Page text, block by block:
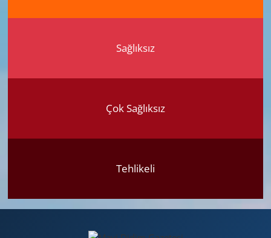
Sağlıksız
Çok Sağlıksız
Tehlikeli